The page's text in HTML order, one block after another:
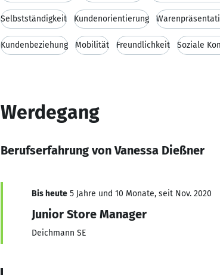
Selbstständigkeit Kundenorientierung
Kundenbeziehung Mobilität Freundlichkeit Soziale
Werdegang
Berufserfahrung von Vanessa Dießner
Bis heute 5 Jahre und 10 Monate, seit Nov. 2020
Junior Store Manager
Deichmann SE